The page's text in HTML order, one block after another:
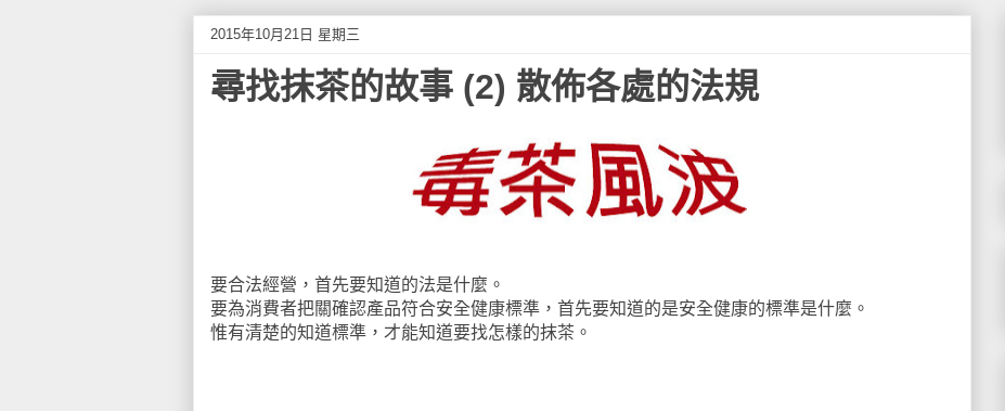
2015年10月21日 星期三
尋找抹茶的故事 (2) 散佈各處的法規
要合法經營，首先要知道的法是什麼。
要為消費者把關確認產品符合安全健康標準，首先要知道的是安全健康的標準是什麼。
惟有清楚的知道標準，才能知道要找怎樣的抹茶。